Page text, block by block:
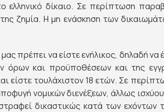
ελληνικό δίκαιο. Σε περίπτωση
ζημία. Η μη ενάσκηση των
πρέπει να είστε ενήλικος, δηλαδή
όρων και προϋποθέσεων και της
είστε τουλάχιστον 18 ετών. Σε
νομικών διενέξεων, άλλως
δικαστικώς κατά των